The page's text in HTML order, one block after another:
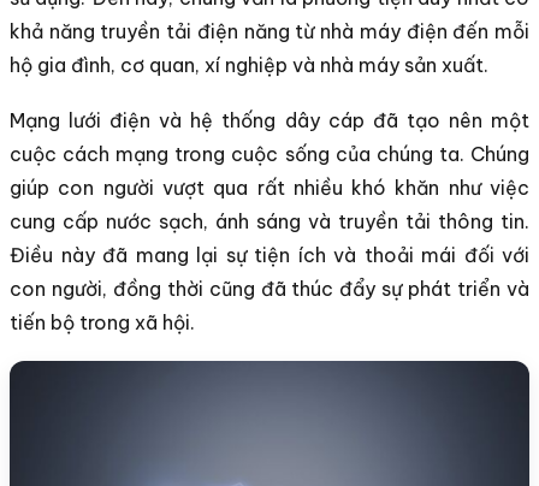
khả năng truyền tải điện năng từ nhà máy điện đến mỗi
hộ gia đình, cơ quan, xí nghiệp và nhà máy sản xuất.
Mạng lưới điện và hệ thống dây cáp đã tạo nên một
cuộc cách mạng trong cuộc sống của chúng ta. Chúng
giúp con người vượt qua rất nhiều khó khăn như việc
cung cấp nước sạch, ánh sáng và truyền tải thông tin.
Điều này đã mang lại sự tiện ích và thoải mái đối với
con người, đồng thời cũng đã thúc đẩy sự phát triển và
tiến bộ trong xã hội.